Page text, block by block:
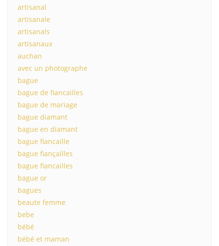
artisanal
artisanale
artisanals
artisanaux
auchan
avec un photographe
bague
bague de fiancailles
bague de mariage
bague diamant
bague en diamant
bague fiancaille
bague fiançailles
bague fiancailles
bague or
bagues
beaute femme
bebe
bébé
bébé et maman